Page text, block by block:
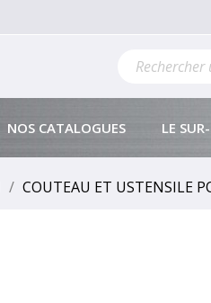
NOS CATALOGUES LE
COUTEAU ET USTENSILE